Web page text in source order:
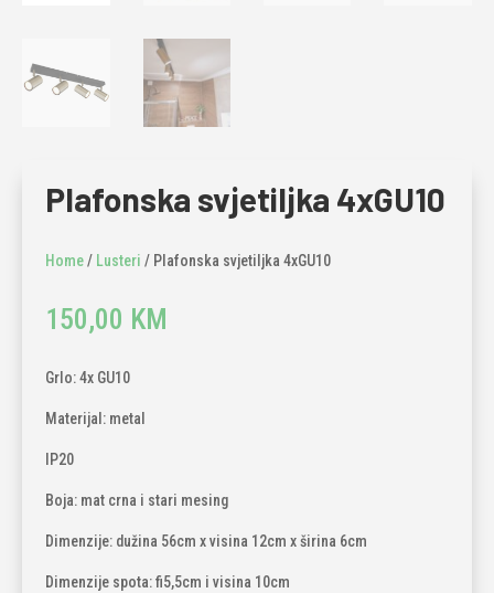
Plafonska svjetiljka 4xGU10
Home/ Lusteri / Plafonska svjetiljka 4xGU10
150,00 KM
Grlo: 4x GU10
Materijal: metal
IP20
Boja: mat crna i stari mesing
Dimenzije: dužina 56cm x visina 12cm x širina 6cm
Dimenzije spota: fi5,5cm i visina 10cm